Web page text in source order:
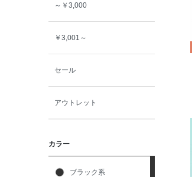
～￥3,000
￥3,001～
セール
アウトレット
カラー
ブラック系